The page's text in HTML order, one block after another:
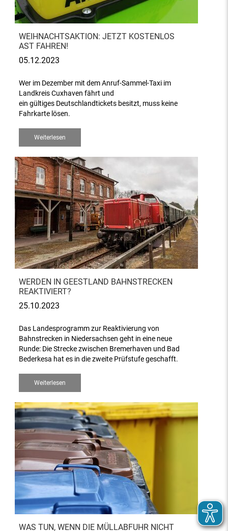
WEIHNACHTSAKTION: JETZT KOSTENLOS
AST FAHREN!
05.12.2023
Wer im Dezember mit dem Anruf-Sammel-Taxi im
Landkreis Cuxhaven fährt und
ein gültiges Deutschlandtickets besitzt, muss keine
Fahrkarte lösen.
Weiterlesen
WERDEN IN GEESTLAND BAHNSTRECKEN
REAKTIVIERT?
25.10.2023
Das Landesprogramm zur Reaktivierung von
Bahnstrecken in Niedersachsen geht in eine neue
Runde: Die Strecke zwischen Bremerhaven und Bad
Bederkesa hat es in die zweite Prüfstufe geschafft.
Weiterlesen
WAS TUN, WENN DIE MÜLLABFUHR NICHT